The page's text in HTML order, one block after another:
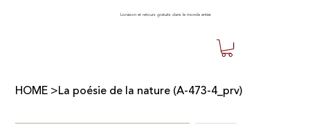
Livraison et retours gratuits dans le monde entier.
HOME >La poésie de la nature (A-473-4_prv)